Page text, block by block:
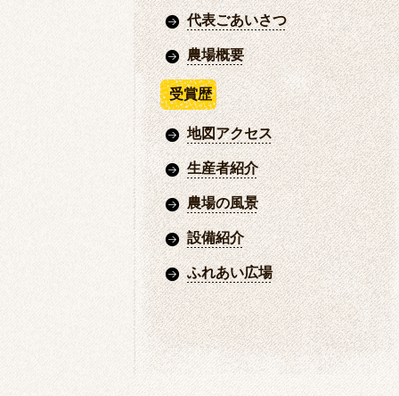
代表ごあいさつ
農場概要
受賞歴
地図アクセス
生産者紹介
農場の風景
設備紹介
ふれあい広場